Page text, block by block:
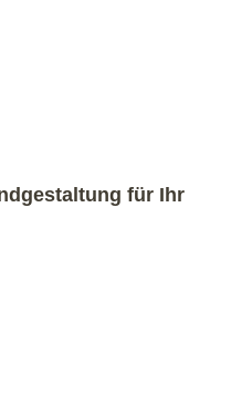
für Ihr